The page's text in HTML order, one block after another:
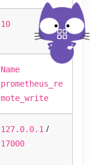
10
Name
prometheus_re
mote_write
127.0.0.1 /
17000